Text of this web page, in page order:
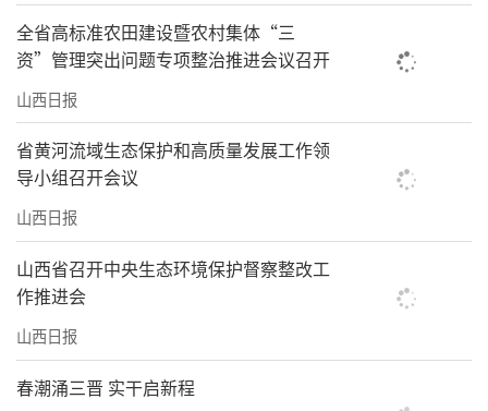
66.32%。在这片承载着厚重历史的黄土地上，
一场关于城乡关系的深刻变革还在持续，定将
翻开更加精彩的篇章。
（王秀娟）
晋中市太谷区任村草莓种植户郭钊栢：
我种植的草莓，始终坚持绿色无公害标
准，通过微信群对接来自全国各地的顾客。一
颗草莓，联通了田园与都市、生产与消费。对
全省高标准农田建设暨农村集体“三
资”管理突出问题专项整治推进会议召开
山西日报
省黄河流域生态保护和高质量发展工作领
导小组召开会议
山西日报
山西省召开中央生态环境保护督察整改工
作推进会
山西日报
春潮涌三晋 实干启新程